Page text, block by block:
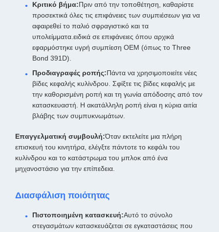
Κριτικό βήμα:Πριν από την τοποθέτηση, καθαρίστε
προσεκτικά όλες τις επιφάνειες των συμπιέσεων για να
αφαιρεθεί το παλιό σφραγιστικό και τα
υπολείμματα.ειδικά σε επιφάνειες όπου αρχικά
εφαρμόστηκε υγρή συμπίεση OEM (όπως το Three
Bond 391D).
Προδιαγραφές ροπής:Πάντα να χρησιμοποιείτε νέες
βίδες κεφαλής κυλίνδρου. Σφίξτε τις βίδες κεφαλής με
την καθορισμένη ροπή και τη γωνία απόδοσης από τον
κατασκευαστή. Η ακατάλληλη ροπή είναι η κύρια αιτία
βλάβης των συμπυκνωμάτων.
Επαγγελματική συμβουλή:Όταν εκτελείτε μια πλήρη
επισκευή του κινητήρα, ελέγξτε πάντοτε το κεφάλι του
κυλίνδρου και το κατάστρωμα του μπλοκ από ένα
μηχανοστάσιο για την επίπεδεια.
Διασφάλιση ποιότητας
Πιστοποιημένη κατασκευή:Αυτό το σύνολο
στεγασμάτων κατασκευάζεται σε εγκαταστάσεις που